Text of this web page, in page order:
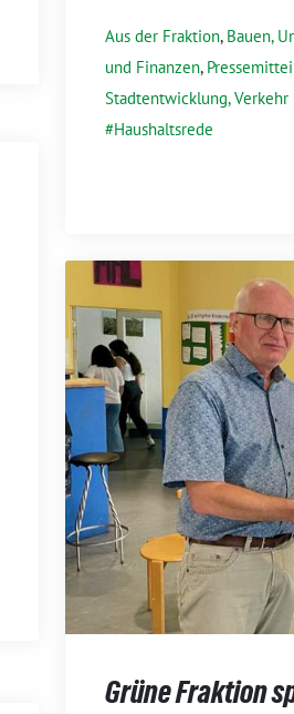
Aus der Fraktion, Bauen,
und Finanzen,
Stadtentwicklung, Verkehr
Haushaltsrede
Grüne Fraktion